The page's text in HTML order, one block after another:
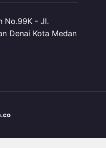
No.99K - Jl.
Denai Kota Medan